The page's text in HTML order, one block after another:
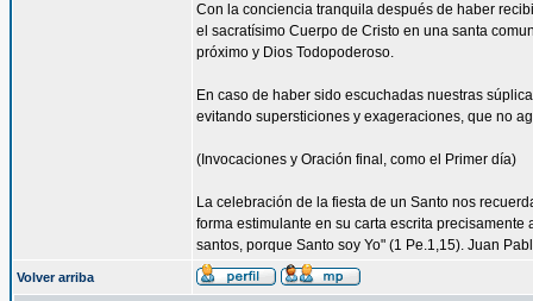
Con la conciencia tranquila después de haber
el sacratísimo Cuerpo de Cristo en una santa
próximo y Dios Todopoderoso.
En caso de haber sido escuchadas nuestras
evitando supersticiones y exageraciones, que no
(Invocaciones y Oración final, como el Primer día)
La celebración de la fiesta de un Santo nos
forma estimulante en su carta escrita
santos, porque Santo soy Yo" (1 Pe.1,15). Juan
Volver arriba